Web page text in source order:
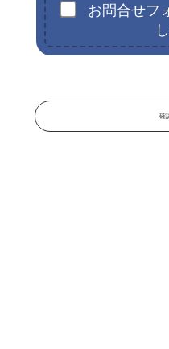
上記の基本方針について，
認する。 平成19年1月17日
お問合せフ
確